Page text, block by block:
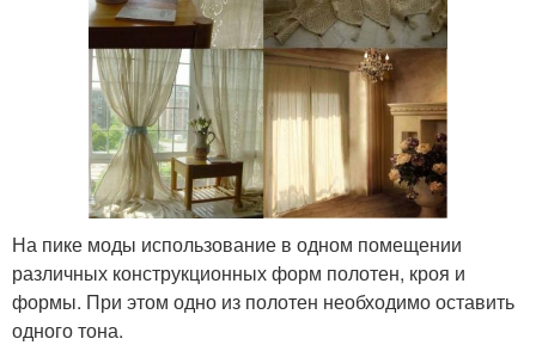
На пике моды использование в одном помещении
различных конструкционных форм полотен, кроя и
формы. При этом одно из полотен необходимо оставить
одного тона.